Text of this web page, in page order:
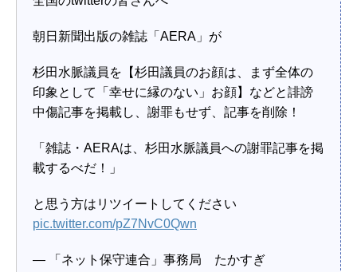
朝日新聞出版の雑誌「AERA」が
杉田水脈議員を【杉田議員のお顔は、まず全体の
印象として「幸せに縁のない」お顔】などと誹謗
中傷記事を掲載し、謝罪もせず、記事を削除！
「雑誌・AERAは、杉田水脈議員への謝罪記事を掲
載するべだ！」
と思う方はリツイートしてください
pic.twitter.com/pZ7NvC0Qwn
— 「ネット保守連合」事務局 たかすぎ